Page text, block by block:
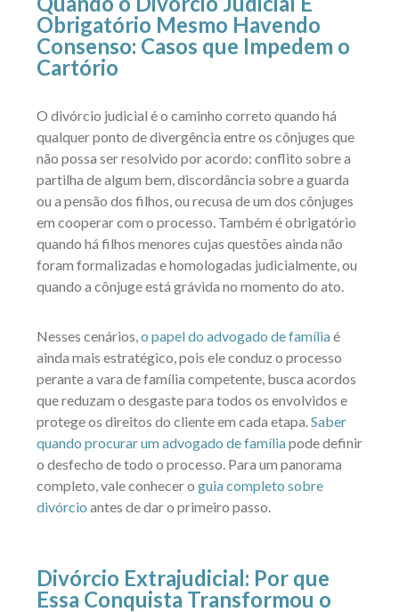
Obrigatório Mesmo Havendo
Consenso: Casos que Impedem o
Cartório
O divórcio judicial é o caminho correto quando há
qualquer ponto de divergência entre os cônjuges que
não possa ser resolvido por acordo: conflito sobre a
partilha de algum bem, discordância sobre a guarda
ou a pensão dos filhos, ou recusa de um dos cônjuges
em cooperar com o processo. Também é obrigatório
quando há filhos menores cujas questões ainda não
foram formalizadas e homologadas judicialmente, ou
quando a cônjuge está grávida no momento do ato.
Nesses cenários,o papel do advogado de famíliaé
ainda mais estratégico, pois ele conduz o processo
perante a vara de família competente, busca acordos
que reduzam o desgaste para todos os envolvidos e
protege os direitos do cliente em cada etapa.Saber
quando procurar um advogado de famíliapode definir
o desfecho de todo o processo. Para um panorama
completo, vale conhecer o guia completo sobre
divórcio antes de dar o primeiro passo.
Divórcio Extrajudicial: Por que
Essa Conquista Transformou o